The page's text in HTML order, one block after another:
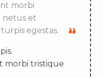
morbi
netus et
egestas.
morbi tristique